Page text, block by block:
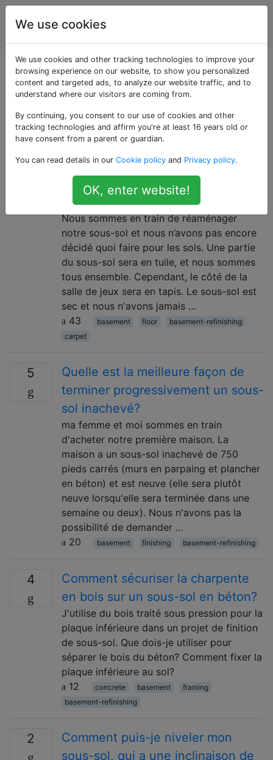
Amélioration
de l'habitat
Questions marquées
«basement-
refinishing»
8
Devrais-je utiliser un sous-
plancher pour le plancher d'un
sous-sol fini?
Nous sommes en train de réaménager
notre sous-sol et nous n’avons pas encore
décidé quoi faire pour les sols. Une partie
du sous-sol sera en tuile, et nous sommes
tous ensemble. Cependant, le côté de la
salle de jeux sera en tapis. Le sous-sol est
sec et nous n'avons jamais …
43
basement floor
basement-refinishing
carpet
5
Quelle est la meilleure façon de
terminer progressivement un sous-
sol inachevé?
ma femme et moi sommes en train
d'acheter notre première maison. La
maison a un sous-sol inachevé de 750
pieds carrés (murs en parpaing et plancher
en béton) et est neuve (elle sera plutôt
neuve lorsqu'elle sera terminée dans une
semaine ou deux). Nous n'avons pas la
possibilité de demander …
20
basement finishing basement-refinishing
4
Comment sécuriser la charpente
en bois sur un sous-sol en béton?
J'utilise du bois traité sous pression pour la
plaque inférieure dans un projet de finition
de sous-sol. Que dois-je utiliser pour
séparer le bois du béton? Comment fixer la
plaque inférieure au sol?
12
concrete basement
framing
basement-refinishing
2
Comment puis-je niveler mon
sous-sol, qui a une inclinaison de
We use cookies
We use cookies and other tracking technologies to improve your
browsing experience on our website, to show you personalized
content and targeted ads, to analyze our website traffic, and to
understand where our visitors are coming from.
By continuing, you consent to our use of cookies and other
tracking technologies and affirm you're at least 16 years old or
have consent from a parent or guardian.
You can read details in our Cookie policy and Privacy policy.
OK, enter website!